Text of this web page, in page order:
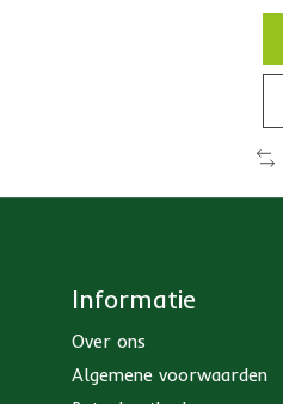
Informatie
Over ons
Algemene voorwaarden